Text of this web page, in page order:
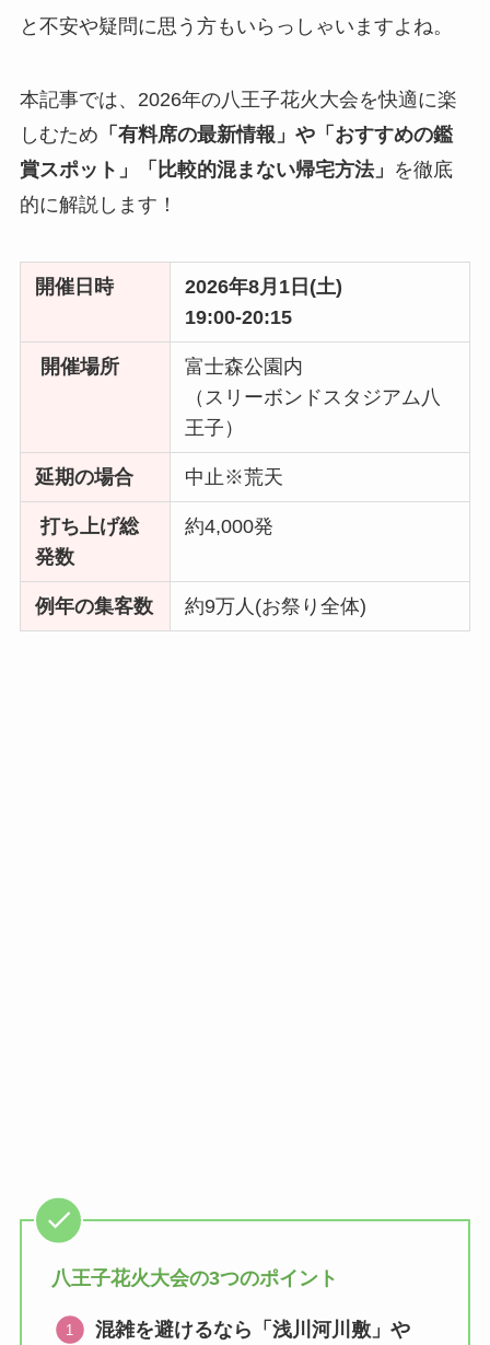
と不安や疑問に思う方もいらっしゃいますよね。
本記事では、2026年の八王子花火大会を快適に楽
しむため 「有料席の最新情報」や「おすすめの鑑
賞スポット」「比較的混まない帰宅方法」 を徹底
的に解説します！
開催日時
2026年8月1日(土)
19:00-20:15
開催場所
富士森公園内
（スリーボンドスタジアム八
王子）
延期の場合 中止※荒天
打ち上げ総
発数
約4,000発
例年の集客数 約9万人(お祭り全体)
八王子花火大会の3つのポイント
混雑を避けるなら「浅川河川敷」や